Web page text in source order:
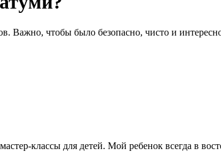
Важно, чтобы было безопасно, чисто и
классы для детей. Мой ребенок всегда в